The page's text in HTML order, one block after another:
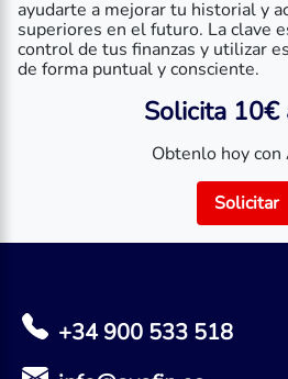
ayudarte a mejorar tu historial y
superiores en el futuro. La clave
control de tus finanzas y utilizar
de forma puntual y consciente.
Solicita 10€
Obtenlo hoy con
Solicitar
+34 900 533 518